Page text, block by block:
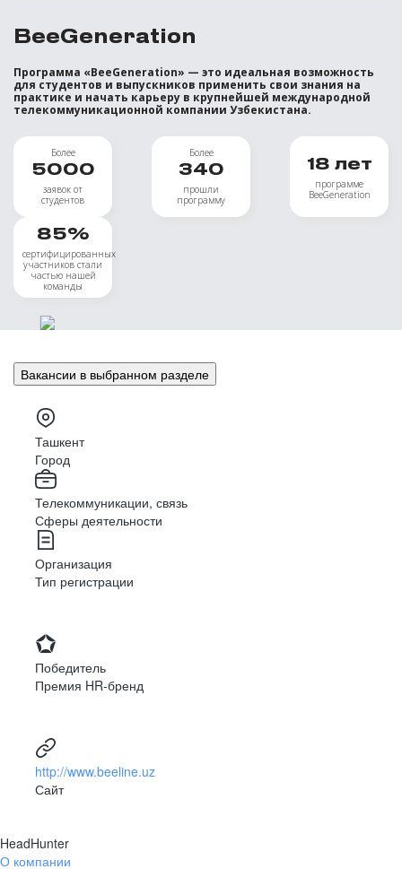
BeeGeneration
Программа «BeeGeneration» — это идеальная возможность
для студентов и выпускников применить свои знания на
практике и начать карьеру в крупнейшей международной
телекоммуникационной компании Узбекистана.
Более
5000
заявок от
студентов
Более
340
прошли
программу
18 лет
программе
BeeGeneration
85%
сертифицированных
участников стали
частью нашей
команды
Вакансии в выбранном разделе
Ташкент
Город
Телекоммуникации, связь
Сферы деятельности
Организация
Тип регистрации
Победитель
Премия HR-бренд
http://www.beeline.uz
Сайт
HeadHunter
О компании